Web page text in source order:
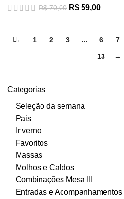
Categorias
Seleção da semana
Pais
Inverno
Favoritos
Massas
Molhos e Caldos
Combinações Mesa III
Entradas e Acompanhamentos
R$70,00 R$ 59,00
← 1 2 3 … 6 7
13 →